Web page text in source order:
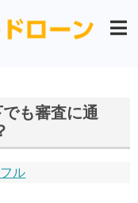
も審査に通
ル